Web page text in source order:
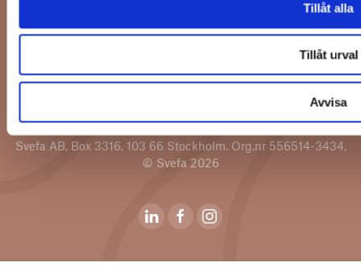
Tillåt alla
Tillåt urval
Avvisa
Svefa AB, Box 3316, 103 66 Stockholm. Org.nr 556514-3434,
© Svefa 2026
Svefas Linkedin
Svefas Youtubekanal
Svefas Instagram